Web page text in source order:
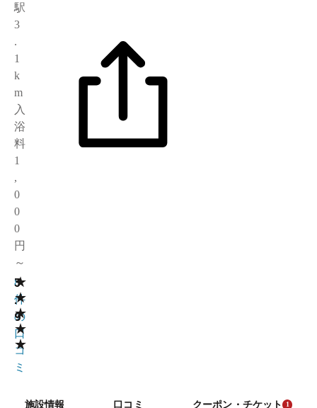
駅
3
.
1
k
m
入
浴
料
1
,
0
0
0
円
～
★
★
★
★
★
3
.
9
8
件
の
口
コ
ミ
施設情報 口コミ クーポン・チケット 1